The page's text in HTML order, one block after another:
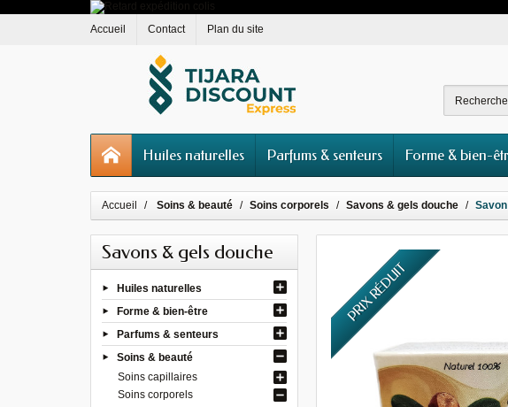
Accueil Contact Plan du site
Huiles naturelles Parfums & senteurs Forme & bien-
Accueil Soins & beauté Soins corporels Savons & gels douche
Savons & gels douche
Huiles naturelles
Forme & bien-être
Parfums & senteurs
Soins & beauté
Soins capillaires
Soins corporels
PRIX RÉDUIT